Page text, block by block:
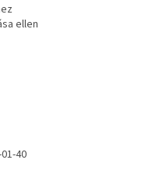
ellen
40